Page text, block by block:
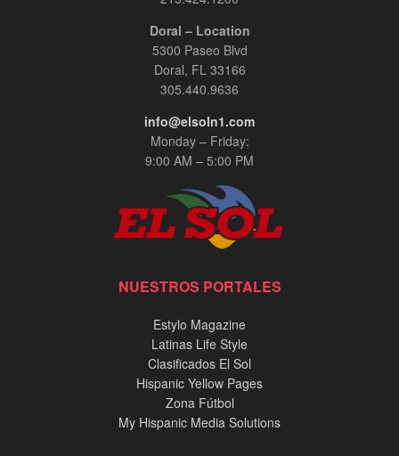
Doral – Location
5300 Paseo Blvd
Doral, FL 33166
305.440.9636
info@elsoln1.com
Monday – Friday:
9:00 AM – 5:00 PM
NUESTROS PORTALES
Estylo Magazine
Latinas Life Style
Clasificados El Sol
Hispanic Yellow Pages
Zona Fútbol
My Hispanic Media Solutions